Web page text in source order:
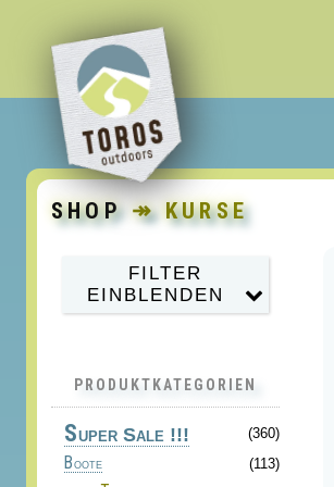
SHOP ↠ KURSE
FILTER
EINBLENDEN
PRODUKTKATEGORIEN
Super Sale !!!
(360)
Boote
(113)